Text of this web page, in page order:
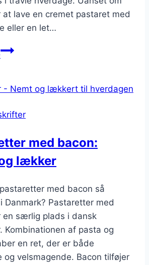
lave en cremet pastaret med
eller en let…
Pastaretter
Hurtig
nem
med bacon:
lækker
med bacon så
Danmark? Pastaretter med
en særlig plads i dansk
Kombinationen af pasta og
en ret, der er både
velsmagende. Bacon tilføjer